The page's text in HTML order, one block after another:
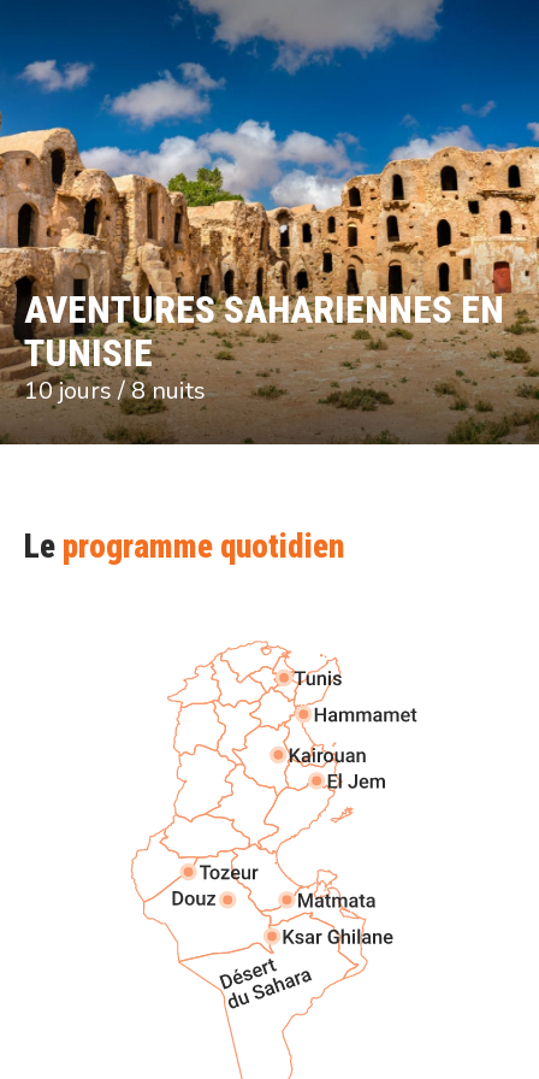
AVENTURES SAHARIENNES EN
TUNISIE
10 jours / 8 nuits
Le programme quotidien